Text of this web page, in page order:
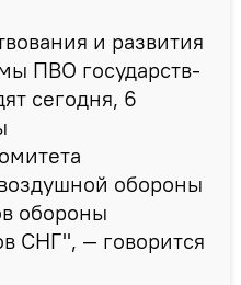
и развития
ПВО государств-
сегодня, 6
обороны
обороны
СНГ", — говорится